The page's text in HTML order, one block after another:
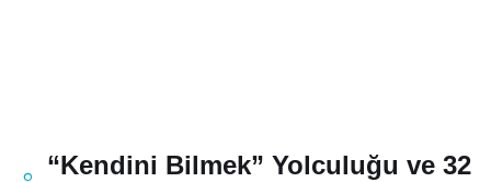
“Kendini Bilmek” Yolculuğu ve 32